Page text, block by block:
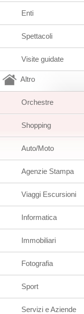
Enti
Spettacoli
Visite guidate
Altro
Orchestre
Shopping
Auto/Moto
Agenzie Stampa
Viaggi Escursioni
Informatica
Immobiliari
Fotografia
Sport
Servizi e Aziende